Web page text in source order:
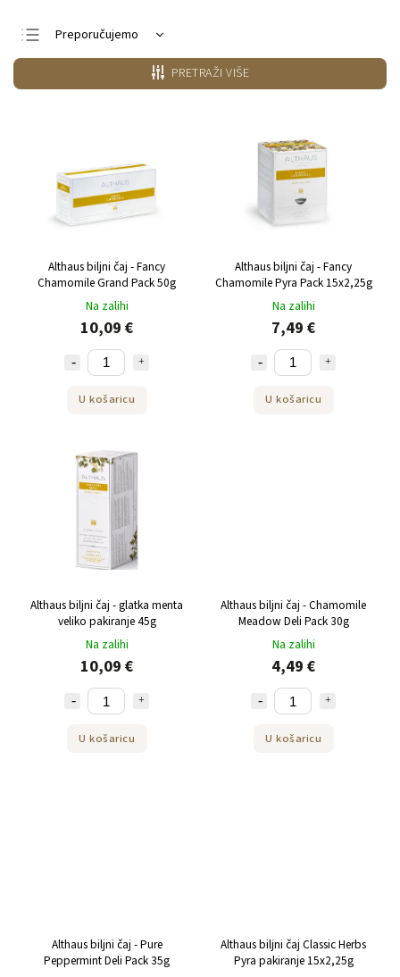
Preporučujemo
Najjeftiniji
Najskuplji
PRETRAŽI VIŠE
Althaus biljni čaj - Fancy
Chamomile Grand Pack 50g
Na zalihi
10,09 €
U košaricu
Althaus biljni čaj - Fancy
Chamomile Pyra Pack 15x2,25g
Na zalihi
7,49 €
U košaricu
Althaus biljni čaj - glatka menta
veliko pakiranje 45g
Na zalihi
10,09 €
U košaricu
Althaus biljni čaj - Chamomile
Meadow Deli Pack 30g
Na zalihi
4,49 €
U košaricu
Althaus biljni čaj - Pure
Peppermint Deli Pack 35g
Althaus biljni čaj Classic Herbs
Pyra pakiranje 15x2,25g